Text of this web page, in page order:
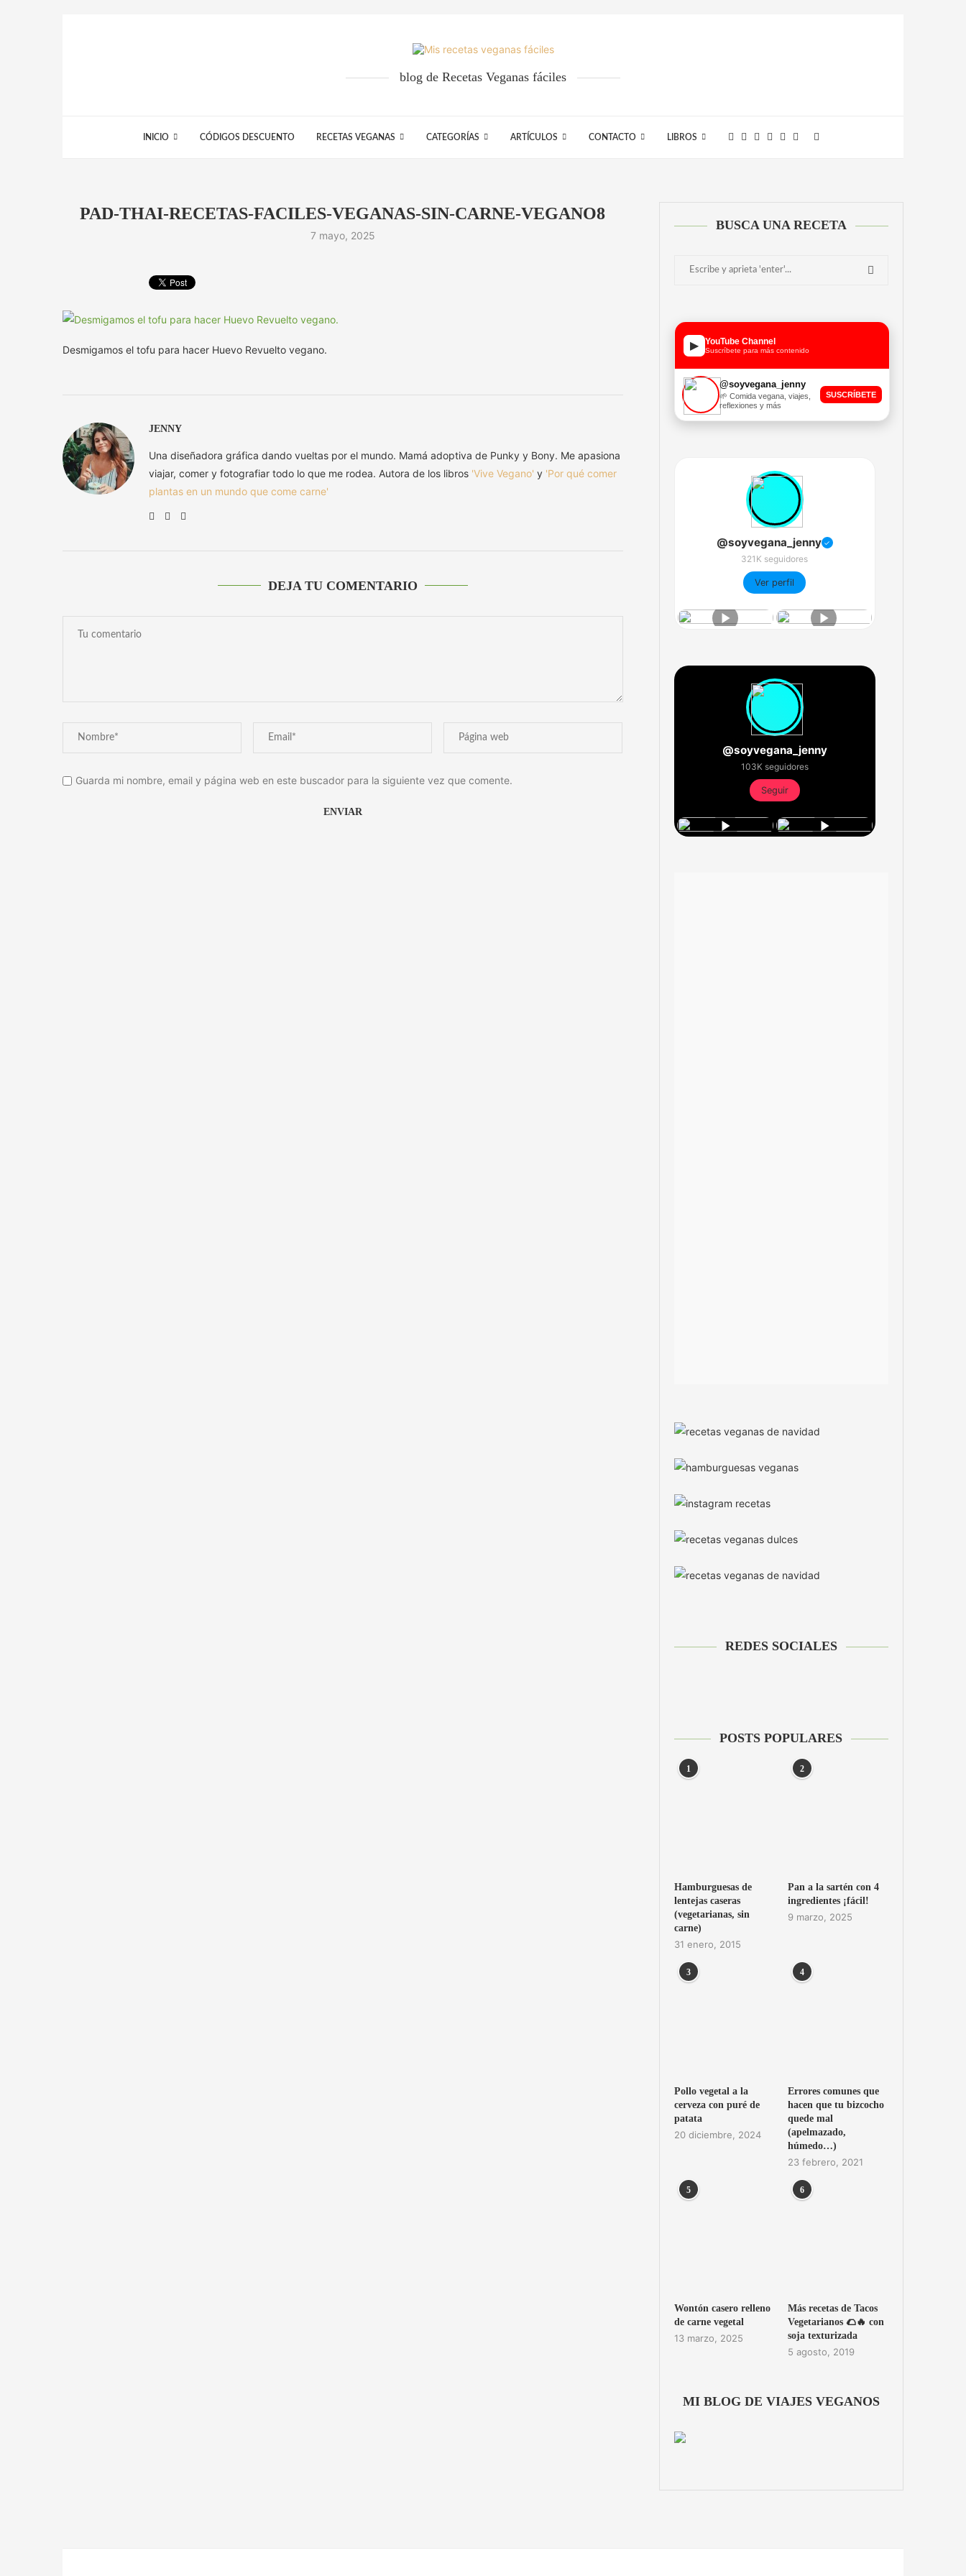
blog de Recetas Veganas fáciles
INICIO CÓDIGOS DESCUENTO RECETAS VEGANAS CATEGORÍAS ARTÍCULOS CONTACTO LIBROS
PAD-THAI-RECETAS-FACILES-VEGANAS-SIN-CARNE-VEGANO8
7 mayo, 2025
Desmigamos el tofu para hacer Huevo Revuelto vegano.
JENNY
Una diseñadora gráfica dando vueltas por el mundo. Mamá adoptiva de Punky y Bony. Me apasiona
viajar, comer y fotografiar todo lo que me rodea. Autora de los libros 'Vive Vegano' y 'Por qué comer
plantas en un mundo que come carne'
DEJA TU COMENTARIO
Guarda mi nombre, email y página web en este buscador para la siguiente vez que comente.
BUSCA UNA RECETA
▶ YouTube Channel
Suscríbete para más contenido
@soyvegana_jenny
🌱 Comida vegana, viajes,
reflexiones y más
SUSCRÍBETE
@soyvegana_jenny ✓
321K seguidores
Ver perfil
@soyvegana_jenny
103K seguidores
Seguir
REDES SOCIALES
POSTS POPULARES
1
Hamburguesas de
lentejas caseras
(vegetarianas, sin
carne)
31 enero, 2015
2
Pan a la sartén con 4
ingredientes ¡fácil!
9 marzo, 2025
3
Pollo vegetal a la
cerveza con puré de
patata
20 diciembre, 2024
4
Errores comunes que
hacen que tu bizcocho
quede mal
(apelmazado,
húmedo…)
23 febrero, 2021
5
Wontón casero relleno
de carne vegetal
13 marzo, 2025
6
Más recetas de Tacos
Vegetarianos 🌮🔥 con
soja texturizada
5 agosto, 2019
MI BLOG DE VIAJES VEGANOS